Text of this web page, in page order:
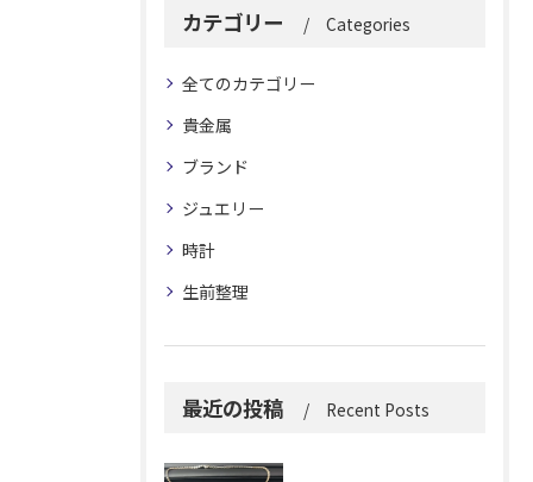
カテゴリー Categories
全てのカテゴリー
貴金属
ブランド
ジュエリー
時計
生前整理
最近の投稿 Recent Posts